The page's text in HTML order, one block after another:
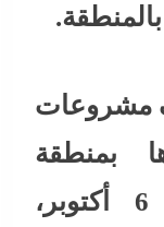
مشروعات
بمنطقة
الحزام الأخضر، بمدينة 6 أكتوبر،